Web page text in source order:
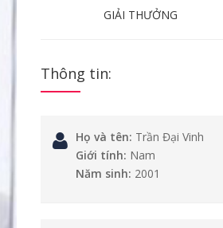
GIẢI THƯỞNG
Thông tin:
Họ và tên: Trần Đại Vinh
Giới tính: Nam
Năm sinh: 2001